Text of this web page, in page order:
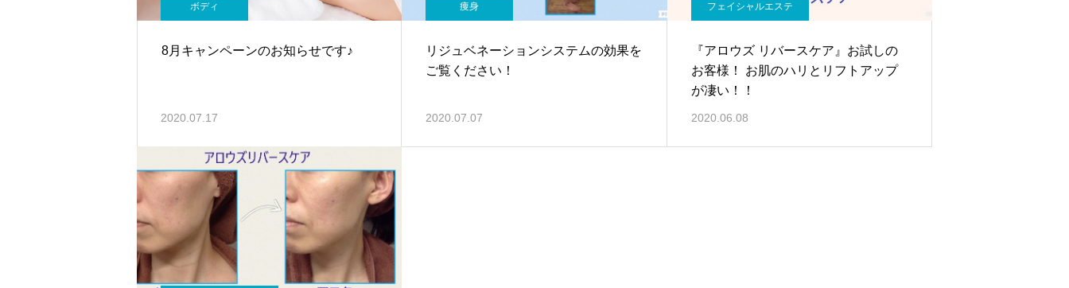
ボディ
8月キャンペーンのお知らせです♪
2020.07.17
痩身
リジュベネーションシステムの効果を
ご覧ください！
2020.07.07
フェイシャルエステ
『アロウズ リバースケア』お試しの
お客様！ お肌のハリとリフトアップ
が凄い！！
2020.06.08